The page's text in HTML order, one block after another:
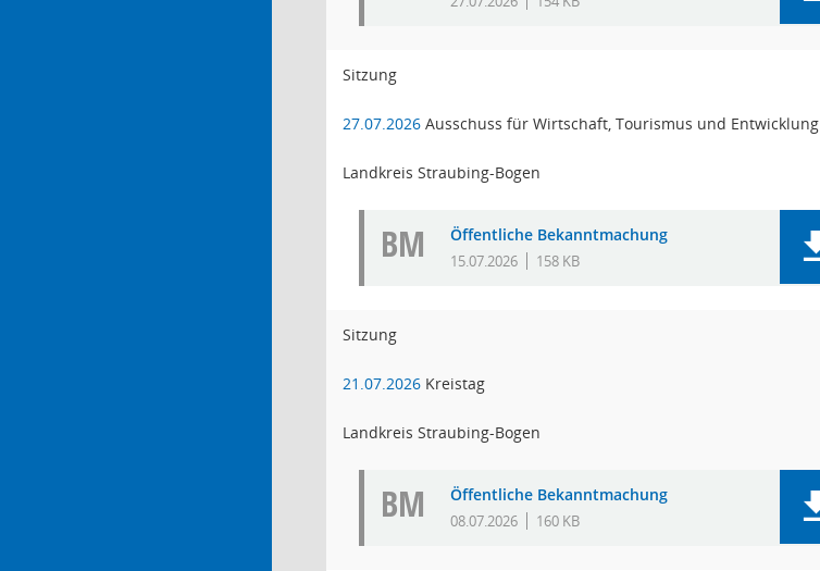
Sitzung
27.07.2026 Ausschuss für Wirtschaft, Tourismus und Entwicklung
Landkreis Straubing-Bogen
BM Öffentliche Bekanntmachung
15.07.2026 158 KB
Sitzung
21.07.2026 Kreistag
Landkreis Straubing-Bogen
BM Öffentliche Bekanntmachung
08.07.2026 160 KB